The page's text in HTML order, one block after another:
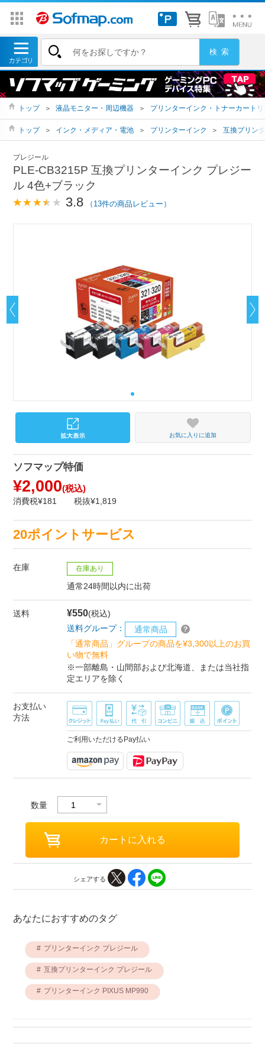
トップ ＞ 液晶モニター・周辺機器 ＞ プリンターインク・トナーカートリ
トップ ＞ インク・メディア・電池 ＞ プリンターインク ＞ 互換プリン
プレジール
PLE-CB3215P 互換プリンターインク プレジー
ル 4色+ブラック
3.8 （13件の商品レビュー）
お気に入りに追加
ソフマップ特価
¥2,000(税込)
消費税¥181 税抜¥1,819
20ポイントサービス
在庫 在庫あり
通常24時間以内に出荷
送料 ¥550(税込)
送料グループ：
通常商品
「通常商品」グループの商品を¥3,300以上のお買
い物で無料
※一部離島・山間部および北海道、または当社指
定エリアを除く
お支払い
方法
ご利用いただけるPay払い
数量
シェアする
あなたにおすすめのタグ
プリンターインク プレジール
互換プリンターインク プレジール
プリンターインク PIXUS MP990